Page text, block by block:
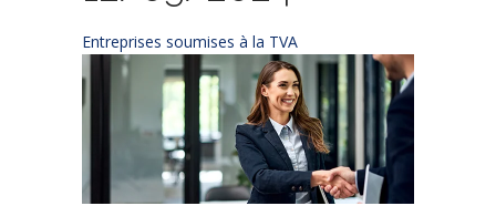
Entreprises soumises à la TVA